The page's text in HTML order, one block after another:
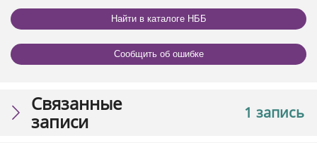
Найти в каталоге НББ
Сообщить об ошибке
1 запись
Связанные
записи